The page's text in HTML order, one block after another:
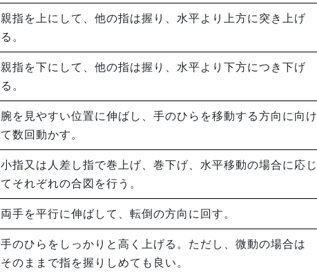
親指を上にして、他の指は握り、水平より上方に突き上げ
る。
親指を下にして、他の指は握り、水平より下方につき下げ
る。
腕を見やすい位置に伸ばし、手のひらを移動する方向に向け
て数回動かす。
小指又は人差し指で巻上げ、巻下げ、水平移動の場合に応じ
てそれぞれの合図を行う。
両手を平行に伸ばして、転倒の方向に回す。
手のひらをしっかりと高く上げる。ただし、微動の場合は
そのままで指を握りしめても良い。